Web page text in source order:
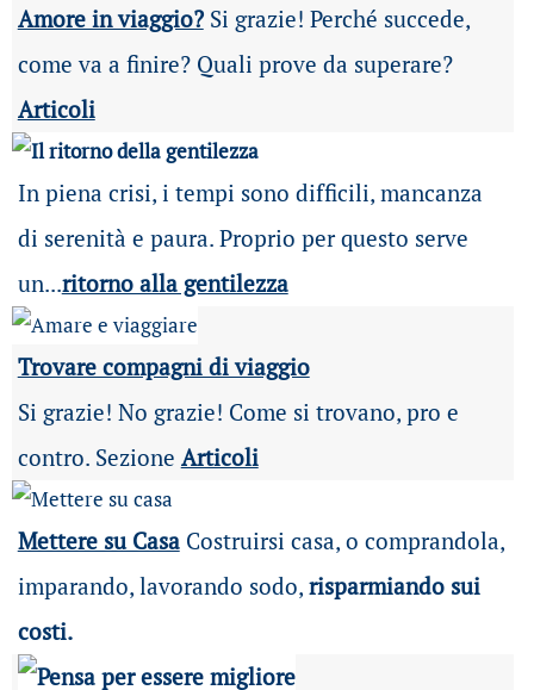
Amore in viaggio?Si grazie! Perché succede,
come va a finire? Quali prove da superare?
Articoli
In piena crisi, i tempi sono difficili, mancanza
di serenità e paura. Proprio per questo serve
un...ritorno alla gentilezza
Trovare compagni di viaggio
Si grazie! No grazie! Come si trovano, pro e
contro. Sezione Articoli
Mettere su Casa Costruirsi casa, o comprandola,
imparando, lavorando sodo, risparmiando sui
costi.